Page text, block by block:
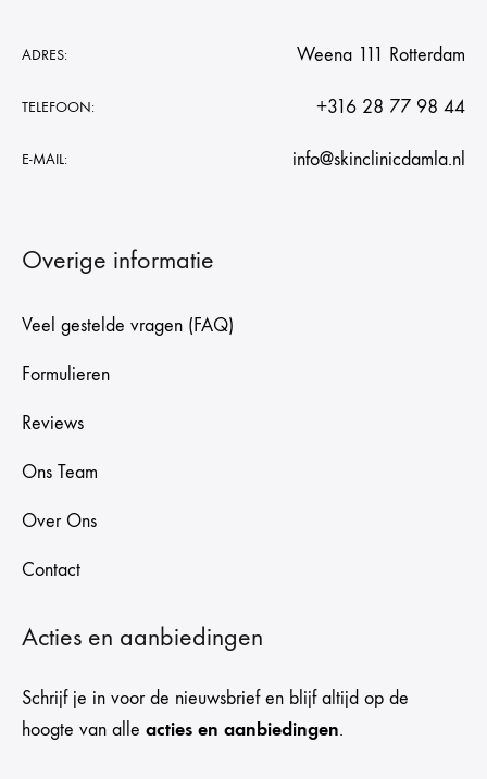
ADRES: Weena 111 Rotterdam
TELEFOON: +316 28 77 98 44
E-MAIL: info@skinclinicdamla.nl
Overige informatie
Veel gestelde vragen (FAQ)
Formulieren
Reviews
Ons Team
Over Ons
Contact
Acties en aanbiedingen
Schrijf je in voor de nieuwsbrief en blijf altijd op de
hoogte van alle acties en aanbiedingen.